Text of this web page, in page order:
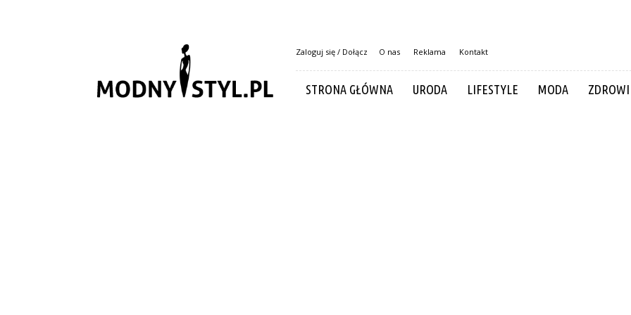
Zaloguj się / Dołącz O nas Reklama Kontakt
STRONA GŁÓWNA URODA LIFESTYLE MODA